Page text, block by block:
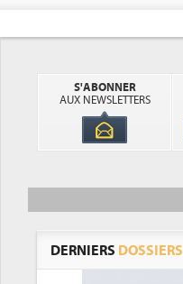
S'ABONNER
AUX NEWSLETTERS
DERNIERS DOSSIERS